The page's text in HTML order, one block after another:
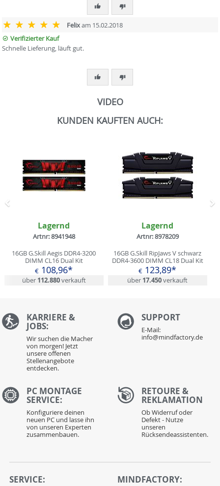
Felixam 15.02.2018
Verifizierter Kauf
Schnelle Lieferung, läuft gut.
VIDEO
KUNDEN KAUFTEN AUCH:
Lagernd
Artnr: 8941948
16GB G.Skill Aegis DDR4-3200
DIMM CL16 Dual Kit
€ 108,96*
über 112.880verkauft
Lagernd
Artnr: 8978209
16GB G.Skill RipJaws V schwarz
DDR4-3600 DIMM CL18 Dual Kit
€ 123,89*
über 17.450verkauft
Zurück
KARRIERE &
JOBS:
Wir suchen die Macher
von morgen! Jetzt
unsere offenen
Stellenangebote
entdecken.
SUPPORT
E-Mail:
info@mindfactory.de
PC MONTAGE
SERVICE:
Konfiguriere deinen
neuen PC und lasse ihn
von unseren Experten
zusammenbauen.
RETOURE &
REKLAMATION
Ob Widerruf oder
Defekt - Nutze
unseren
Rücksendeassistenten.
SERVICE: MINDFACTORY: